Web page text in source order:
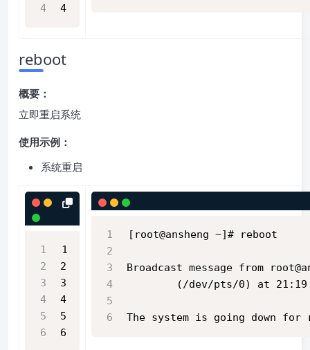
4
reboot
概要：
立即重启系统
使用示例：
系统重启
1
2
3
4
5
6
[root@ansheng ~]# reboot
Broadcast message from
(/dev/pts/0) at 21:19
The system is going down for